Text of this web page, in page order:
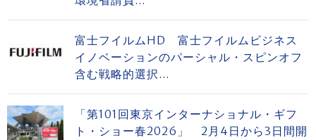
富士フイルムHD 富士フイルムビジネス
イノベーションのパーシャル・スピンオフ
含む戦略的選択...
「第101回東京インターナショナル・ギフ
ト・ショー春2026」 2月4日から3日間開